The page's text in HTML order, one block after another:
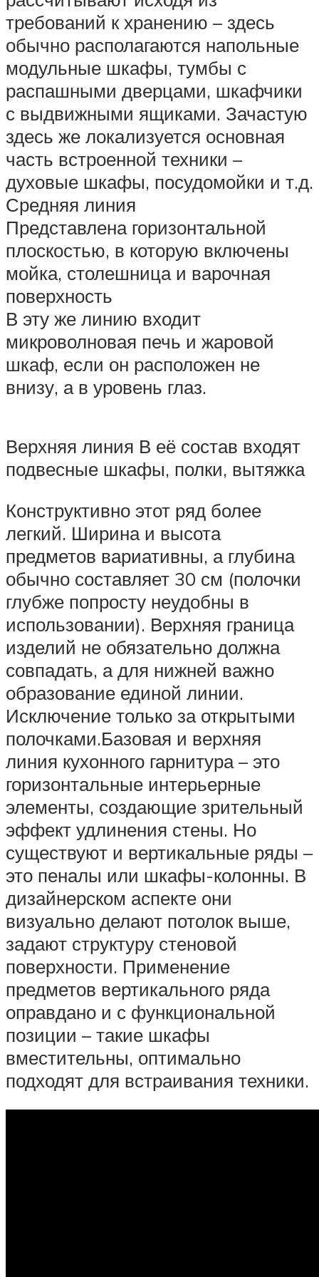
требований к хранению – здесь
обычно располагаются напольные
модульные шкафы, тумбы с
распашными дверцами, шкафчики
с выдвижными ящиками. Зачастую
здесь же локализуется основная
часть встроенной техники –
духовые шкафы, посудомойки и т.д.
Средняя линия
Представлена горизонтальной
плоскостью, в которую включены
мойка, столешница и варочная
поверхность
В эту же линию входит
микроволновая печь и жаровой
шкаф, если он расположен не
внизу, а в уровень глаз.
Верхняя линия В её состав входят
подвесные шкафы, полки, вытяжка
Конструктивно этот ряд более
легкий. Ширина и высота
предметов вариативны, а глубина
обычно составляет 30 см (полочки
глубже попросту неудобны в
использовании). Верхняя граница
изделий не обязательно должна
совпадать, а для нижней важно
образование единой линии.
Исключение только за открытыми
полочками.Базовая и верхняя
линия кухонного гарнитура – это
горизонтальные интерьерные
элементы, создающие зрительный
эффект удлинения стены. Но
существуют и вертикальные ряды –
это пеналы или шкафы-колонны. В
дизайнерском аспекте они
визуально делают потолок выше,
задают структуру стеновой
поверхности. Применение
предметов вертикального ряда
оправдано и с функциональной
позиции – такие шкафы
вместительны, оптимально
подходят для встраивания техники.